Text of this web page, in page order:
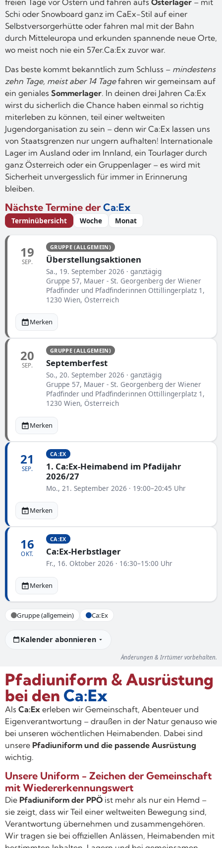
freien Tage vor Ostern und fahren aufs Osterlager – mit
Schi oder Snowboard ganz im CaEx-Stil auf einer
Selbstversorgerhütte oder fahren mal mit der Bahn
durch Mitteleuropa und erkunden spannende neue Orte,
wo meist noch nie ein 57er.Ca:Ex zuvor war.
Das beste kommt bekanntlich zum Schluss – mindestens
zehn Tage, meist aber 14 Tagefahren wir gemeinsam auf
ein geniales Sommerlager. In deinen drei Jahren Ca:Ex
wirst du sicherlich die Chance haben einmal so richtig
miterleben zu können, teil einer weltweiten
Jugendorganisation zu sein – denn wir Ca:Ex lassen uns
von Staatsgrenzen nur ungern aufhalten! Internationale
Lager im Ausland oder im Innland, ein Tourlager durch
ganz Österreich oder ein Gruppenlager – es wird mit
Sicherheit unvergesslich für immer in Erinnerung
bleiben.
Nächste Termine derCa:Ex
Terminübersicht Woche Monat
19
SEP.
GRUPPE (ALLGEMEIN)
Überstellungsaktionen
Sa., 19. September 2026 · ganztägig
Gruppe 57, Mauer - St. Georgenberg der Wiener
Pfadfinder und Pfadfinderinnen Ottillingerplatz 1,
1230 Wien, Österreich
Merken
20
SEP.
GRUPPE (ALLGEMEIN)
Septemberfest
So., 20. September 2026 · ganztägig
Gruppe 57, Mauer - St. Georgenberg der Wiener
Pfadfinder und Pfadfinderinnen Ottillingerplatz 1,
1230 Wien, Österreich
Merken
21
SEP.
CA:EX
1. Ca:Ex-Heimabend im Pfadijahr
2026/27
Mo., 21. September 2026 · 19:00–20:45 Uhr
Merken
16
OKT.
CA:EX
Ca:Ex-Herbstlager
Fr., 16. Oktober 2026 · 16:30–15:00 Uhr
Merken
Gruppe (allgemein) Ca:Ex
Kalender abonnieren
Änderungen & Irrtümer vorbehalten.
Pfadiuniform & Ausrüstung
bei den Ca:Ex
Als Ca:Ex erleben wir Gemeinschaft, Abenteuer und
Eigenverantwortung – draußen in der Natur genauso wie
bei unseren wöchentlichen Heimabenden. Dabei sind
unsere Pfadiuniform und die passende Ausrüstung
wichtig.
Unsere Uniform - Zeichen der Gemeinschaft
mit Wiedererkennungswert
Die Pfadiuniform der PPÖ ist mehr als nur ein Hemd –
sie zeigt, dass wir Teil einer weltweiten Bewegung sind,
Verantwortung übernehmen und zusammengehören.
Wir tragen sie bei offiziellen Anlässen, Heimabenden mit